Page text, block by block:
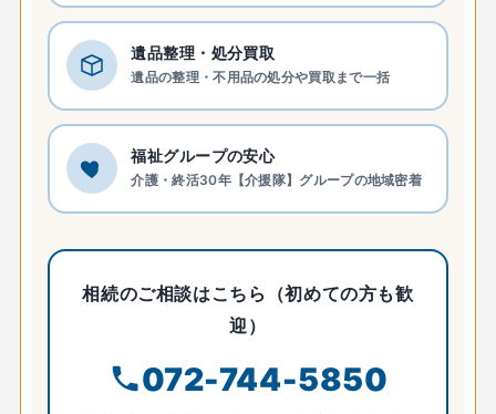
遺品整理・処分買取
遺品の整理・不用品の処分や買取まで一括
福祉グループの安心
介護・終活30年【介援隊】グループの地域密着
相続のご相談はこちら（初めての方も歓
迎）
072-744-5850